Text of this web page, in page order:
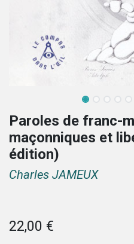
Paroles de franc-
maçonniques et
édition)
Charles JAMEUX
22,00 €